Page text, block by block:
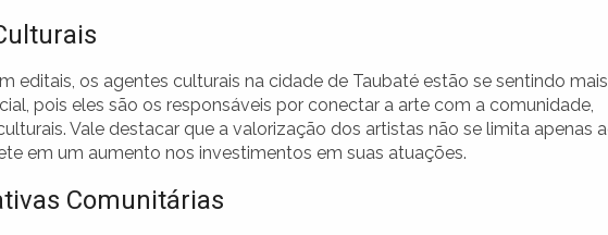
editais, os agentes culturais na cidade de Taubaté estão se sentindo mais
pois eles são os responsáveis por conectar a arte com a comunidade,
Vale destacar que a valorização dos artistas não se limita apenas
em um aumento nos investimentos em suas atuações.
Comunitárias